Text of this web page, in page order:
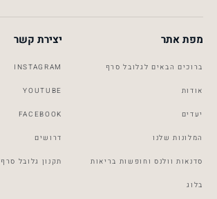
Global Surf
מפת אתר
ברוכים הבאים לגלובל סרף
אודות
יעדים
המלונות שלנו
סדנאות וולנס וחופשות בריאות
בלוג
יצירת קשר
INSTAGRAM
YOUTUBE
FACEBOOK
דרושים
תקנון גלובל סרף